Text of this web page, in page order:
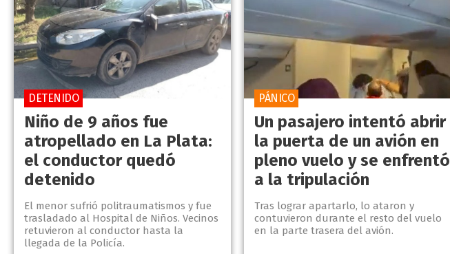
Niño de 9 años fue
atropellado en La Plata:
el conductor quedó
detenido
El menor sufrió politraumatismos y fue
trasladado al Hospital de Niños. Vecinos
retuvieron al conductor hasta la
llegada de la Policía.
DETENIDO
Un pasajero intentó abrir
la puerta de un avión en
pleno vuelo y se enfrentó
a la tripulación
Tras lograr apartarlo, lo ataron y
contuvieron durante el resto del vuelo
en la parte trasera del avión.
PÁNICO